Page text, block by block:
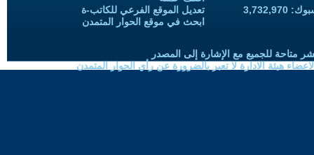
تعديل الموقع الفرعي للكاتب-ة
ابحث في موقع الحوار المتمدن
متاحة للجميع مع الإشارة إلى المصدر
هيئة الادارة لا تعبر بالضرورة عن رأي الحوار المتمدن